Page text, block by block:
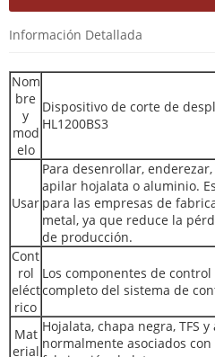
Información Detallada
Nom
bre
y
mod
elo
Dispositivo de corte de
HL1200BS3
Usar
Para desenrollar,
apilar hojalata o aluminio.
para las empresas de
metal, ya que reduce la
de producción.
Cont
rol
eléct
rico
Los componentes de
completo del sistema de
Mat
erial
Hojalata, chapa negra, TFS
normalmente asociados